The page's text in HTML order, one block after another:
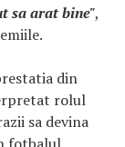
sa arat bine",
din
rolul
sa devina